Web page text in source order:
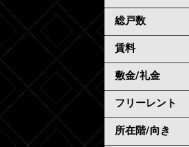
総戸数
賃料
敷金/礼金
フリーレント
所在階/向き